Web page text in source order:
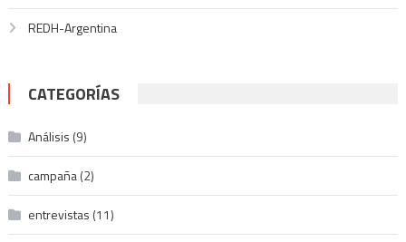
REDH-Argentina
CATEGORÍAS
Análisis (9)
campaña(2)
entrevistas (11)